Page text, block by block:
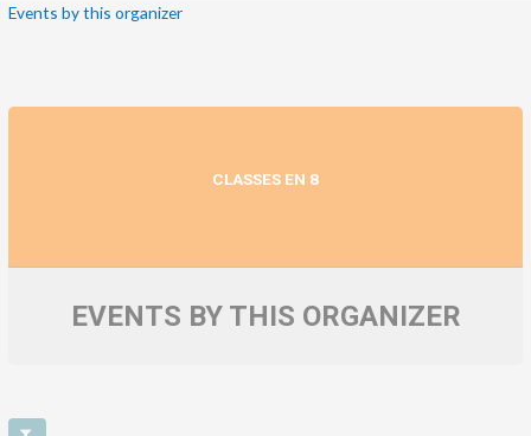
Events by this organizer
CLASSES EN 8
EVENTS BY THIS ORGANIZER